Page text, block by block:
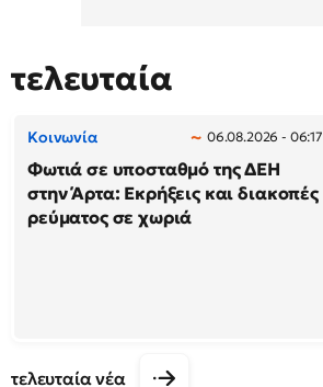
τελευταία
Κοινωνία 06.08.2026 - 06:17
Φωτιά σε υποσταθμό της ΔΕΗ
στην Άρτα: Εκρήξεις και διακοπές
ρεύματος σε χωριά
τελευταία νέα